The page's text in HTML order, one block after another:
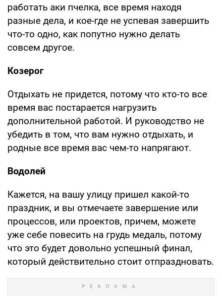
работать аки пчелка, все время находя
разные дела, и кое-где не успевая завершить
что-то одно, как попутно нужно делать
совсем другое.
Козерог
Отдыхать не придется, потому что кто-то все
время вас постарается нагрузить
дополнительной работой. И руководство не
убедить в том, что вам нужно отдыхать, и
родные все время вас чем-то напрягают.
Водолей
Кажется, на вашу улицу пришел какой-то
праздник, и вы отмечаете завершение или
процессов, или проектов, причем, можете
уже себе повесить на грудь медаль, потому
что это будет довольно успешный финал,
который действительно стоит отпраздновать.